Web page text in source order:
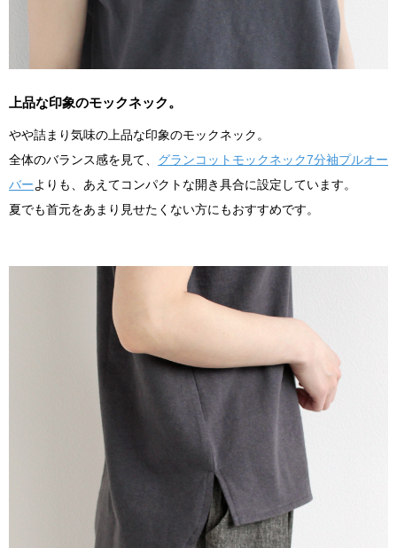
上品な印象のモックネック。
やや詰まり気味の上品な印象のモックネック。
全体のバランス感を見て、 グランコットモックネック7分袖プルオー
バーよりも、あえてコンパクトな開き具合に設定しています。
夏でも首元をあまり見せたくない方にもおすすめです。